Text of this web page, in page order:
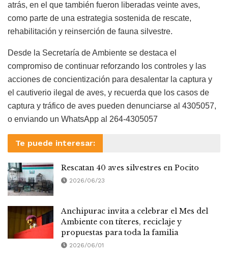
atrás, en el que también fueron liberadas veinte aves,
como parte de una estrategia sostenida de rescate,
rehabilitación y reinserción de fauna silvestre.
Desde la Secretaría de Ambiente se destaca el
compromiso de continuar reforzando los controles y las
acciones de concientización para desalentar la captura y
el cautiverio ilegal de aves, y recuerda que los casos de
captura y tráfico de aves pueden denunciarse al 4305057,
o enviando un WhatsApp al 264-4305057
Te puede interesar:
Rescatan 40 aves silvestres en Pocito
2026/06/23
Anchipurac invita a celebrar el Mes del
Ambiente con títeres, reciclaje y
propuestas para toda la familia
2026/06/01